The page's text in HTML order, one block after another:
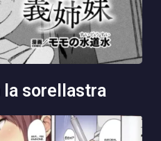
la sorellastra